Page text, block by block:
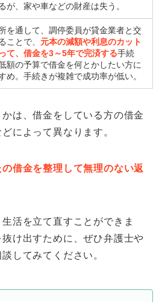
が、家や車などの財産は失う。
を通して、調停委員が貸金業者と交
ことで、 元本の減額や利息のカット
て、借金を3～5年で完済する手続
額の予算で借金を何とかしたい方に
め。手続きが複雑で成功率が低い。
は、借金をしている方の借金
によって異なります。
の借金を整理して無理のない返
活を立て直すことができま
け出すために、ぜひ弁護士や
してみてください。